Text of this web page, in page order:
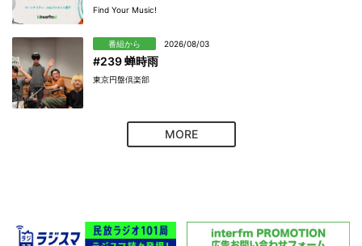
Find Your Music!
番組から 2026/08/03
#239 蝉時雨
東京円盤倶楽部
MORE